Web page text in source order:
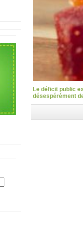
Le déficit public
désespérément